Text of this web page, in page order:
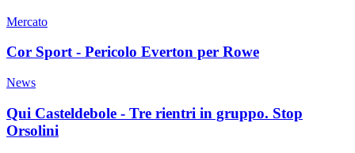
Mercato
Cor Sport - Pericolo Everton per Rowe
News
Qui Casteldebole - Tre rientri in gruppo. Stop
Orsolini